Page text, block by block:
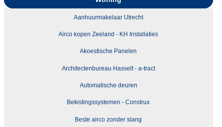
Aanhuurmakelaar Utrecht
Airco kopen Zeeland - KH Installaties
Akoestische Panelen
Architectenbureau Hasselt - a-tract
Automatische deuren
Bekistingssystemen - Construx
Beste airco zonder slang